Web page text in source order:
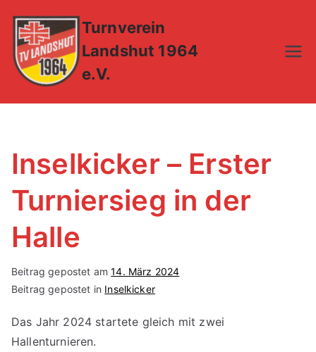
Inhalt
springen
Turnverein
Landshut 1964
e.V.
Inselkicker – Erster
Turniersieg in der
Halle
Beitrag gepostet am14. März 2024
Beitrag gepostet in Inselkicker
Das Jahr 2024 startete gleich mit zwei
Hallenturnieren.